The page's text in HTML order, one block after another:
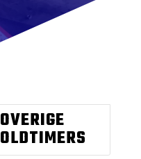
OVERIGE
OLDTIMERS